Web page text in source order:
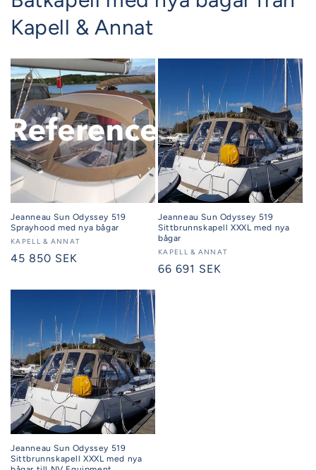
Kapell & Annat
Jeanneau Sun Odyssey 519
Sprayhood med nya bågar
Säljare:
KAPELL & ANNAT
Ordinarie
45 850 SEK
Jeanneau Sun Odyssey 519
Sittbrunnskapell XXXL med nya
bågar
Säljare:
KAPELL & ANNAT
Ordinarie
66 691 SEK
Jeanneau Sun Odyssey 519
Sittbrunnskapell XXXL med nya